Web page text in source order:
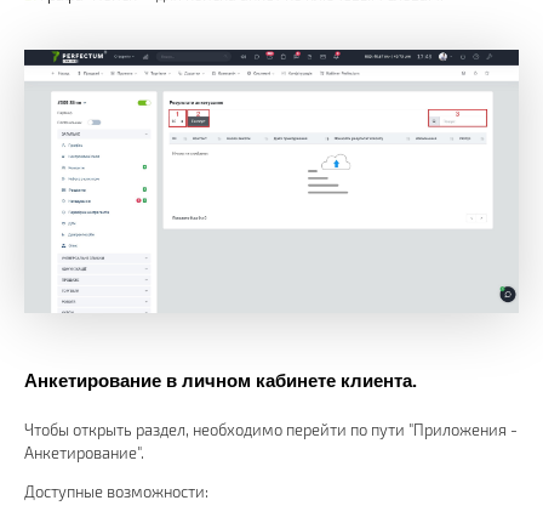
Анкетирование в личном кабинете клиента.
Чтобы открыть раздел, необходимо перейти по пути "Приложения -
Анкетирование".
Доступные возможности: